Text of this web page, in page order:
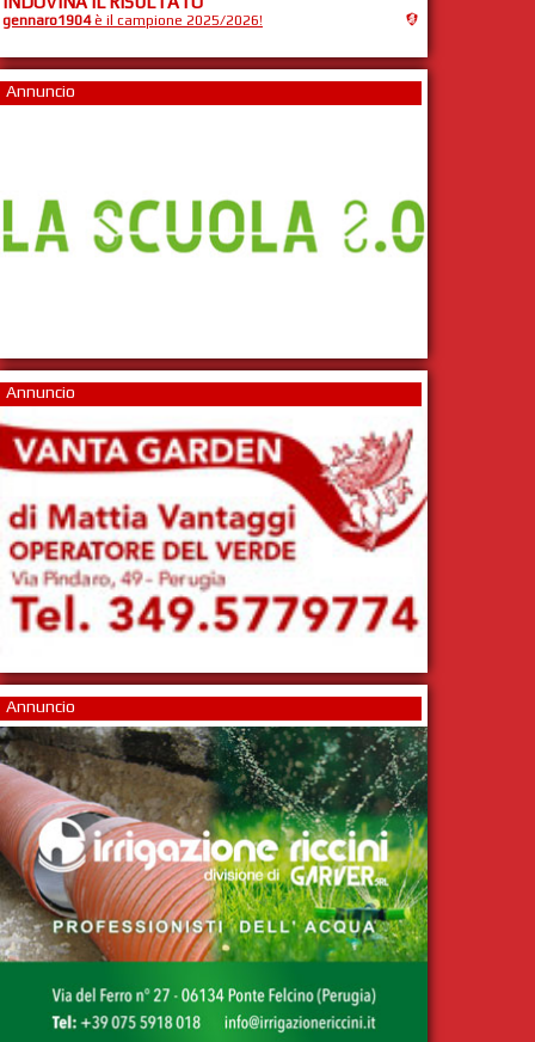
gennaro1904è il campione 2025/2026!
Annuncio
Annuncio
Annuncio